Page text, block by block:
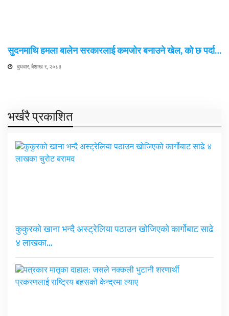
सुदनमाथि हमला बालेन सरकारलाई कमजोर बनाउने खेल, को छ पर्दा…
बुधवार, बैशाख ९, २०८३
भर्खरै प्रकाशित
कुकुरको खाना भन्दै अस्ट्रेलिया पठाउन खोजिएको कार्गोबाट साढे
४ लाखका…